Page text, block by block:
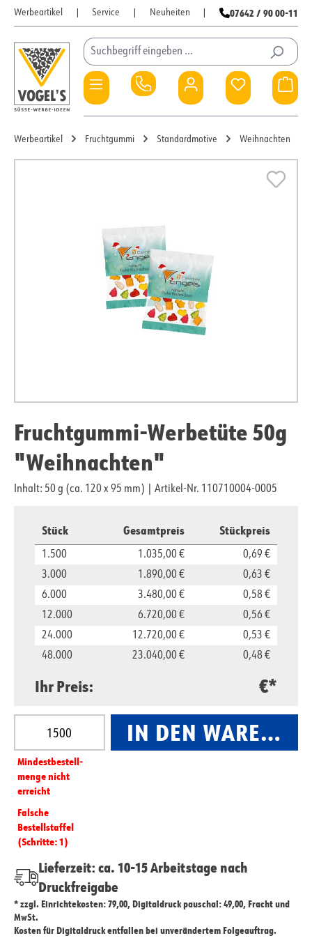
Zum Hauptinhalt springen
Werbeartikel Service Neuheiten 07642 / 90 00-11
Du hast 0
Werbeartikel Fruchtgummi Standardmotive Weihnachten
Fruchtgummi-Werbetüte 50g
"Weihnachten"
Inhalt: 50 g (ca. 120 x 95 mm) Artikel-Nr. 110710004-0005
Stück Gesamtpreis Stückpreis
1.500 1.035,00 €
0,69 €
3.000
1.890,00 €
0,63 €
6.000
3.480,00 €
0,58 €
12.000
6.720,00 €
0,56 €
24.000
12.720,00 €
0,53 €
48.000
23.040,00 € 0,48 €
Ihr Preis: €*
Produkt Anzahl: Gib den gewünschten Wert ein
Mindest­­bestell­­
menge nicht
erreicht
Falsche
Bestellstaffel
(Schritte: 1)
IN DEN
Lieferzeit: ca. 10-15 Arbeitstage nach
Druckfreigabe
* zzgl. Einrichtekosten: 79,00, Digitaldruck pauschal: 49,00, Fracht und
MwSt.
Kosten für Digitaldruck entfallen bei unverändertem Folgeauftrag.